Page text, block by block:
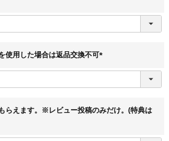
使用した場合は返品交換不可
須
らえます。※レビュー投稿のみだけ。(特典は